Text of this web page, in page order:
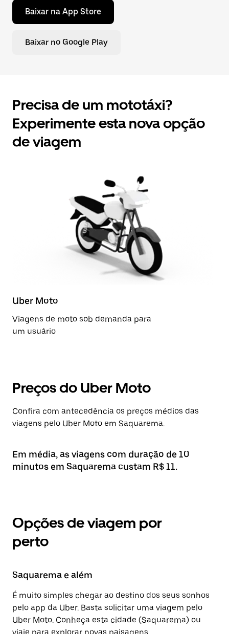
Baixar na App Store
Baixar no Google Play
Precisa de um mototáxi?
Experimente esta nova opção
de viagem
Uber Moto
Viagens de moto sob demanda para
um usuário
Preços do Uber Moto
Confira com antecedência os preços médios das
viagens pelo Uber Moto em Saquarema.
Em média, as viagens com duração de 10
minutos em Saquarema custam R$ 11.
Opções de viagem por
perto
Saquarema e além
É muito simples chegar ao destino dos seus sonhos
pelo app da Uber. Basta solicitar uma viagem pelo
Uber Moto. Conheça esta cidade (Saquarema) ou